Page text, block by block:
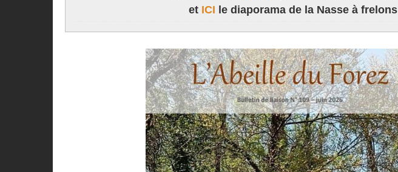
et ICI le diaporama de la Nasse à frelons